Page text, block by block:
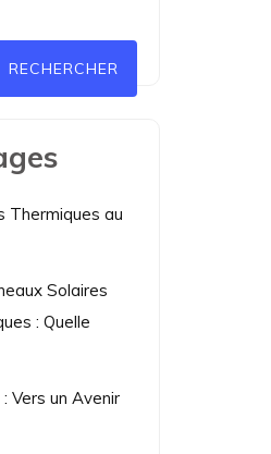
RECHERCHER
Thermiques au
Solaires
: Quelle
Vers un Avenir